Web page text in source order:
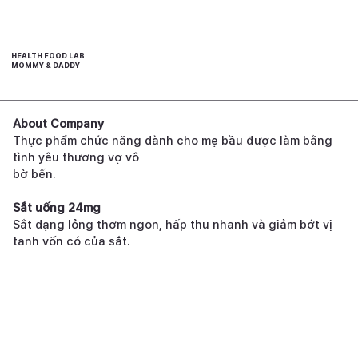
HEALTH FOOD LAB
MOMMY & DADDY
About Company
Thực phẩm chức năng dành cho mẹ bầu được làm bằng
tình yêu thương vợ vô
bờ bến.
Sắt uống 24mg
Sắt dạng lỏng thơm ngon, hấp thu nhanh và giảm bớt vị
tanh vốn có của sắt.